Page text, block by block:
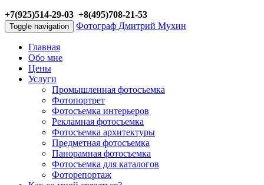
+7(925)514-29-03 +8(495)708-21-53
Toggle navigation Фотограф Дмитрий Мухин
Главная
Обо мне
Цены
Услуги
Промышленная фотосъемка
Фотопортрет
Фотосъемка интерьеров
Рекламная фотосъемка
Фотосъемка архитектуры
Предметная фотосъемка
Панорамная фотосъемка
Фотосъемка для каталогов
Фоторепортаж